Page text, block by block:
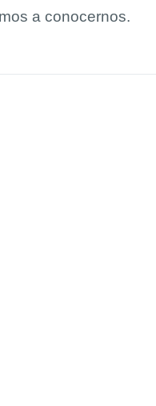
a conocernos.